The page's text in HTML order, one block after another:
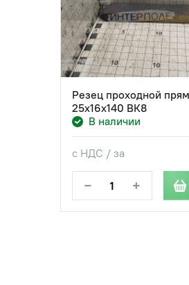
Резец проходной
25х16х140 ВК8
В наличии
с НДС / за
− +